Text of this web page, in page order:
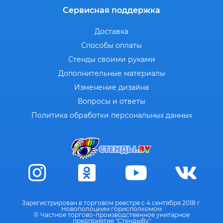
Сервисная поддержка
Доставка
Способы оплаты
Стенды своими руками
Дополнительные материалы
Изменение дизайна
Вопросы и ответы
Политика обработки персональных данных
Зарегистрирован в торговом реестре с 4 сентября 2018 г.
Новополоцким горисполкомом
© Частное торгово-производственное унитарное
предприятие "СтендыВу"